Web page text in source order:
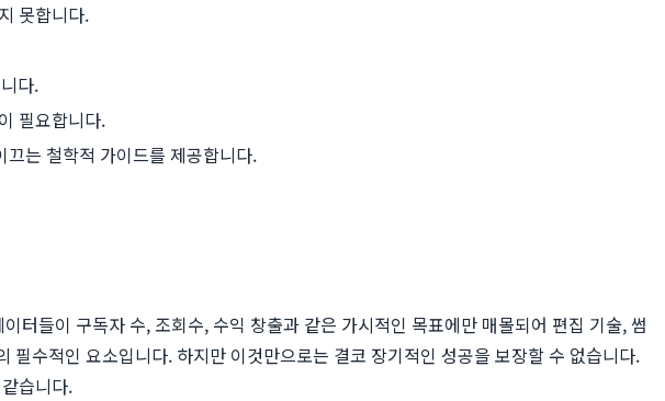
못합니다.
다.
필요합니다.
는 철학적 가이드를 제공합니다.
터들이 구독자 수, 조회수, 수익 창출과 같은 가시적인 목표에만 매몰되어 편집 기술, 썸
수적인 요소입니다. 하지만 이것만으로는 결코 장기적인 성공을 보장할 수 없습니다.
습니다.